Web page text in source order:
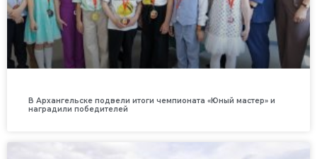
В Архангельске подвели итоги чемпионата «Юный мастер» и
наградили победителей